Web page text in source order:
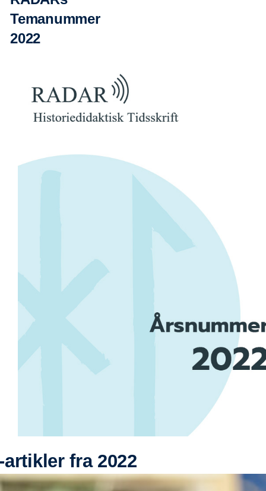
Temanummer
2022
artikler fra 2022